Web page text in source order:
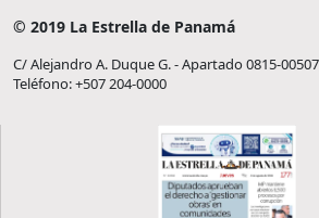
© 2019 La Estrella de Panamá
C/ Alejandro A. Duque G. - Apartado 0815-
Teléfono: +507 204-0000